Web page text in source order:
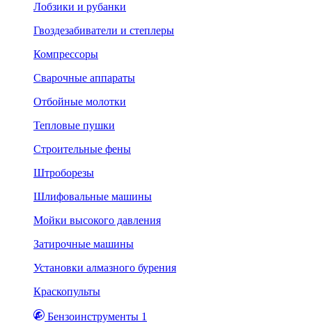
Лобзики и рубанки
Гвоздезабиватели и степлеры
Компрессоры
Сварочные аппараты
Отбойные молотки
Тепловые пушки
Строительные фены
Штроборезы
Шлифовальные машины
Мойки высокого давления
Затирочные машины
Установки алмазного бурения
Краскопульты
Бензоинструменты 1